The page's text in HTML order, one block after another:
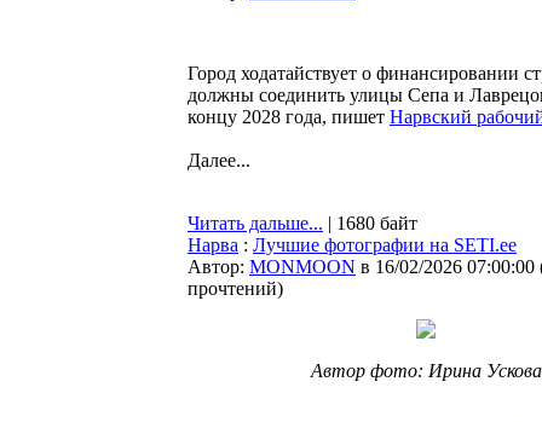
Город ходатайствует о финансировании
должны соединить улицы Сепа и
концу 2028 года, пишет Нарвский
Далее...
Читать дальше... | 1680 байт
Нарва : Лучшие фотографии на SETI.ee
Автор: MONMOON в 16/02/2026 07:00:00
прочтений)
Автор фото: Ирина Ускова